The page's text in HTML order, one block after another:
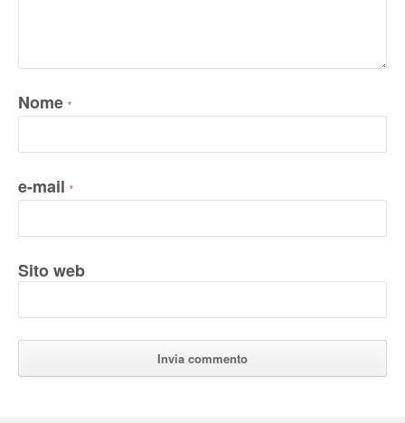
Nome *
e-mail *
Sito web